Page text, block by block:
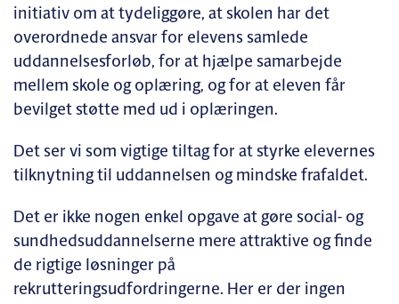
initiativ om at tydeliggøre, at skolen har det
overordnede ansvar for elevens samlede
uddannelsesforløb, for at hjælpe samarbejde
mellem skole og oplæring, og for at eleven får
bevilget støtte med ud i oplæringen.
Det ser vi som vigtige tiltag for at styrke elevernes
tilknytning til uddannelsen og mindske frafaldet.
Det er ikke nogen enkel opgave at gøre social- og
sundhedsuddannelserne mere attraktive og finde
de rigtige løsninger på
rekrutteringsudfordringerne. Her er der ingen